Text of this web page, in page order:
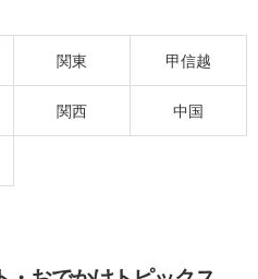
関東 甲信越
関西 中国